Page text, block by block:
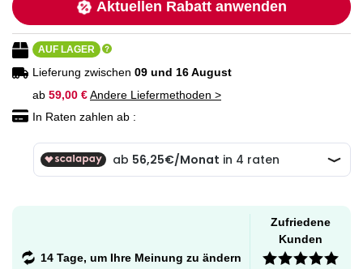
Aktuellen Rabatt anwenden
AUF LAGER
Lieferung zwischen 09 und 16 August
ab 59,00 €Andere Liefermethoden >
In Raten zahlen ab :
14 Tage, um Ihre Meinung zu ändern
Zufriedene
Kunden